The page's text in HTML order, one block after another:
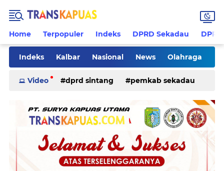
Home Terpopuler Indeks DPRD Sekadau
Indeks Kalbar Nasional News Olahraga
Pilkades Rohani Sanggau Sekadau
kriminal
Video dprd sintang pemkab sekadau